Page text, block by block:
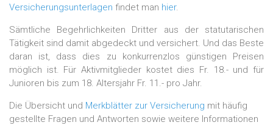
Versicherungsunterlagen findet man hier.
Sämtliche Begehrlichkeiten Dritter aus der statutarischen
Tätigkeit sind damit abgedeckt und versichert. Und das Beste
daran ist, dass dies zu konkurrenzlos günstigen Preisen
möglich ist. Für Aktivmitglieder kostet dies Fr. 18.- und für
Junioren bis zum 18. Altersjahr Fr. 11.- pro Jahr.
Die Übersicht und Merkblätter zur Versicherung mit häufig
gestellte Fragen und Antworten sowie weitere Informationen